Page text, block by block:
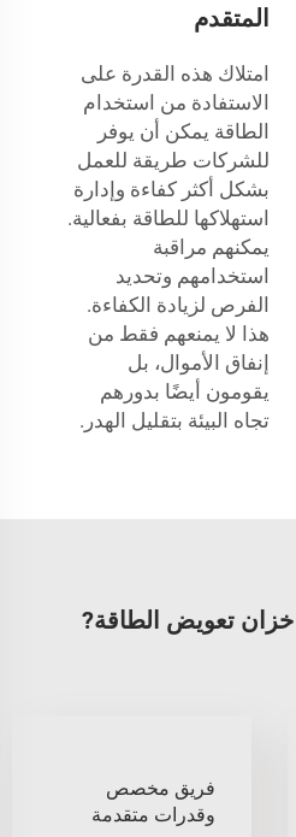
المتقدم
امتلاك هذه القدرة على
الاستفادة من استخدام
الطاقة يمكن أن يوفر
للشركات طريقة للعمل
بشكل أكثر كفاءة وإدارة
استهلاكها للطاقة بفعالية.
يمكنهم مراقبة
استخدامهم وتحديد
الفرص لزيادة الكفاءة.
هذا لا يمنعهم فقط من
إنفاق الأموال، بل
يقومون أيضًا بدورهم
تجاه البيئة بتقليل الهدر.
فريق مخصص
وقدرات متقدمة